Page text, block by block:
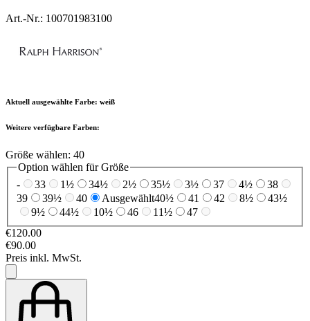
Art.-Nr.: 100701983100
Aktuell ausgewählte Farbe: weiß
Weitere verfügbare Farben:
Größe wählen: 40
Option wählen für Größe
-
33 1½ 34½ 2½ 35½ 3½ 37 4½
38
39
39½ 40 Ausgewählt40½ 41 42 8½
43½
9½
44½ 10½ 46 11½
47
€120.00
€90.00
Preis inkl. MwSt.